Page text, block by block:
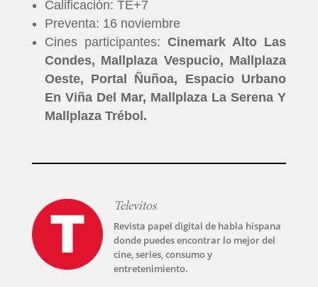
Calificación: TE+7
Preventa: 16 noviembre
Cines participantes: Cinemark Alto Las
Condes, Mallplaza Vespucio, Mallplaza
Oeste, Portal Ñuñoa, Espacio Urbano
En Viña Del Mar, Mallplaza La Serena Y
Mallplaza Trébol.
Televitos
Revista papel digital de habla hispana
donde puedes encontrar lo mejor del
cine, series, consumo y
entretenimiento.